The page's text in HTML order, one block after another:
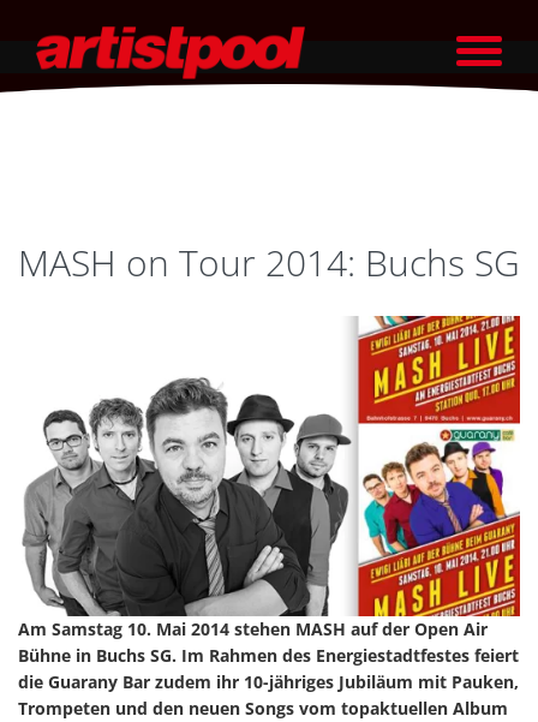
MASH on Tour 2014: Buchs SG
Am Samstag 10. Mai 2014 stehen MASH auf der Open Air
Bühne in Buchs SG. Im Rahmen des Energiestadtfestes feiert
die Guarany Bar zudem ihr 10-jähriges Jubiläum mit Pauken,
Trompeten und den neuen Songs vom topaktuellen Album